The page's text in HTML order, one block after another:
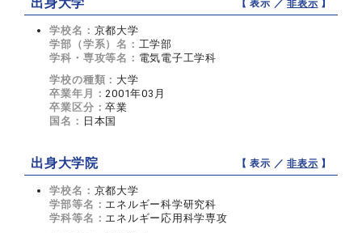
出身大学 【 表示 ／非表示 】
学校名： 京都大学
学部（学系）名： 工学部
学科・専攻等名： 電気電子工学科
学校の種類： 大学
卒業年月：2001年03月
卒業区分：卒業
国名： 日本国
出身大学院 【 表示 ／非表示 】
学校名： 京都大学
学部等名： エネルギー科学研究科
学科等名： エネルギー応用科学専攻